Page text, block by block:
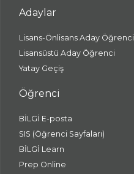
Adaylar
Lisans-Önlisans Aday Öğrenci
Lisansüstü Aday Öğrenci
Yatay Geçiş
Öğrenci
BİLGİ E-posta
SIS (Öğrenci Sayfaları)
BİLGİ Learn
Prep Online